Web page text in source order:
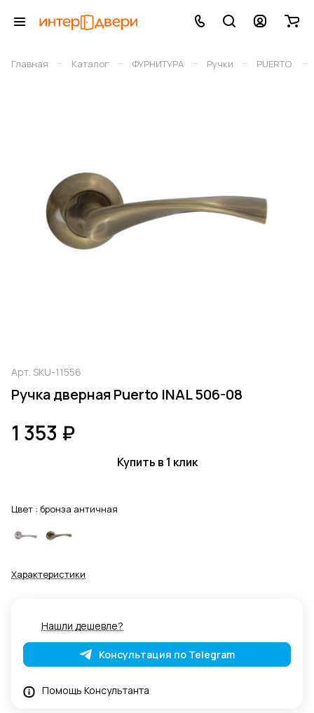
Главная – Каталог – ФУРНИТУРА – Ручки – PUERTO –
Арт. SKU-11556
Ручка дверная Puerto INAL 506-08
1 353 ₽
Купить в 1 клик
Цвет : бронза античная
Характеристики
Нашли дешевле?
Консультация по Telegram
Помощь Консультанта